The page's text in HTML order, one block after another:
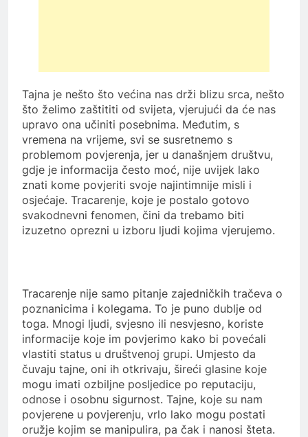
Tajna je nešto što većina nas drži blizu srca, nešto
što želimo zaštititi od svijeta, vjerujući da će nas
upravo ona učiniti posebnima. Međutim, s
vremena na vrijeme, svi se susretnemo s
problemom povjerenja, jer u današnjem društvu,
gdje je informacija često moć, nije uvijek lako
znati kome povjeriti svoje najintimnije misli i
osjećaje. Tracarenje, koje je postalo gotovo
svakodnevni fenomen, čini da trebamo biti
izuzetno oprezni u izboru ljudi kojima vjerujemo.
Tracarenje nije samo pitanje zajedničkih tračeva o
poznanicima i kolegama. To je puno dublje od
toga. Mnogi ljudi, svjesno ili nesvjesno, koriste
informacije koje im povjerimo kako bi povećali
vlastiti status u društvenoj grupi. Umjesto da
čuvaju tajne, oni ih otkrivaju, šireći glasine koje
mogu imati ozbiljne posljedice po reputaciju,
odnose i osobnu sigurnost. Tajne, koje su nam
povjerene u povjerenju, vrlo lako mogu postati
oružje kojim se manipulira, pa čak i nanosi šteta.